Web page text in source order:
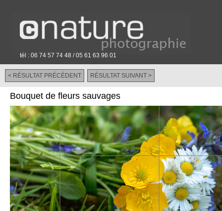
tél : 06 74 57 74 48 / 05 61 63 96 01
< RÉSULTAT PRÉCÉDENT RÉSULTAT SUIVANT >
-
Bouquet de fleurs sauvages